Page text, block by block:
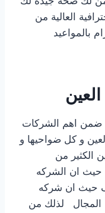
العالية من
بالمواعيد
اهم الشركات
و كل ضواحيها و
الكثير من
حيث ان الشركه
حيث ان شركه
المجال لذلك من